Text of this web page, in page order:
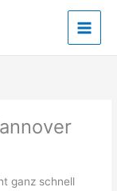
ganz schnell